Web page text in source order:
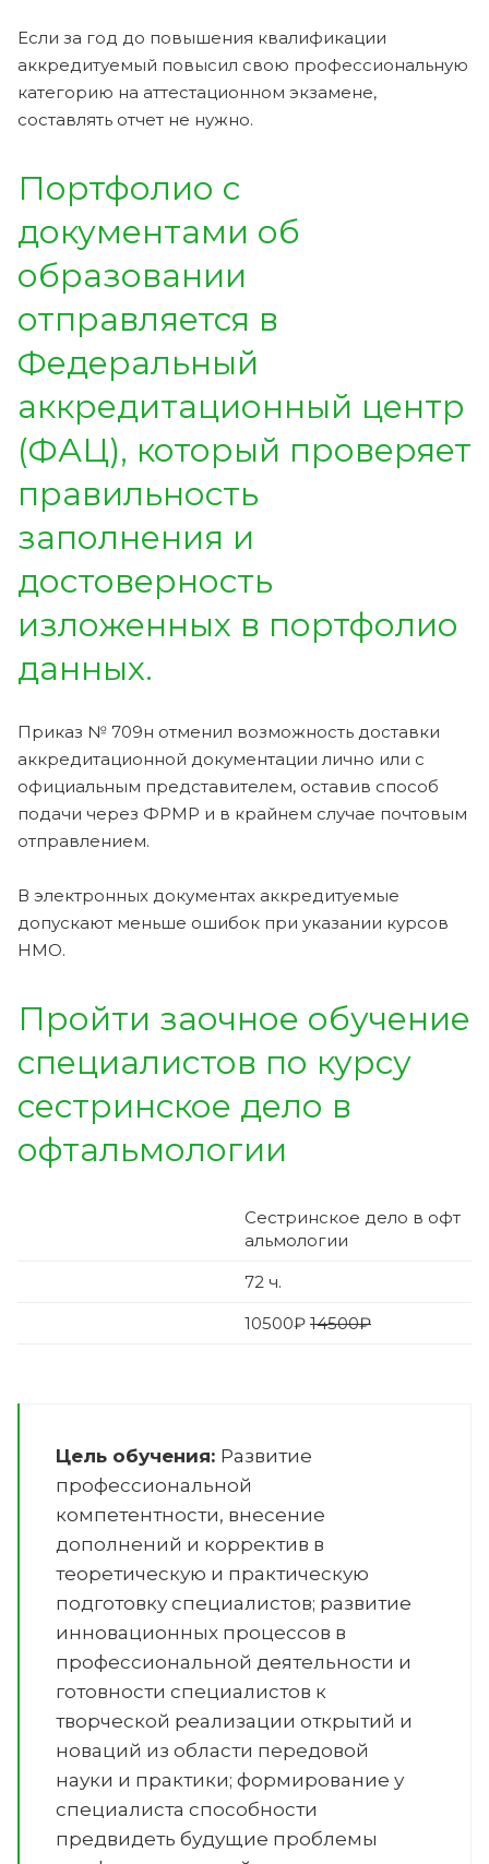
Если за год до повышения квалификации
аккредитуемый повысил свою профессиональную
категорию на аттестационном экзамене,
составлять отчет не нужно.
Портфолио с
документами об
образовании
отправляется в
Федеральный
аккредитационный центр
(ФАЦ), который проверяет
правильность
заполнения и
достоверность
изложенных в портфолио
данных.
Приказ № 709н отменил возможность доставки
аккредитационной документации лично или с
официальным представителем, оставив способ
подачи через ФРМР и в крайнем случае почтовым
отправлением.
В электронных документах аккредитуемые
допускают меньше ошибок при указании курсов
НМО.
Пройти заочное обучение
специалистов по курсу
сестринское дело в
офтальмологии
Сестринское дело в офт
альмологии
72 ч.
10500₽ 14500₽
Цель обучения: Развитие
профессиональной
компетентности, внесение
дополнений и корректив в
теоретическую и практическую
подготовку специалистов; развитие
инновационных процессов в
профессиональной деятельности и
готовности специалистов к
творческой реализации открытий и
новаций из области передовой
науки и практики; формирование у
специалиста способности
предвидеть будущие проблемы